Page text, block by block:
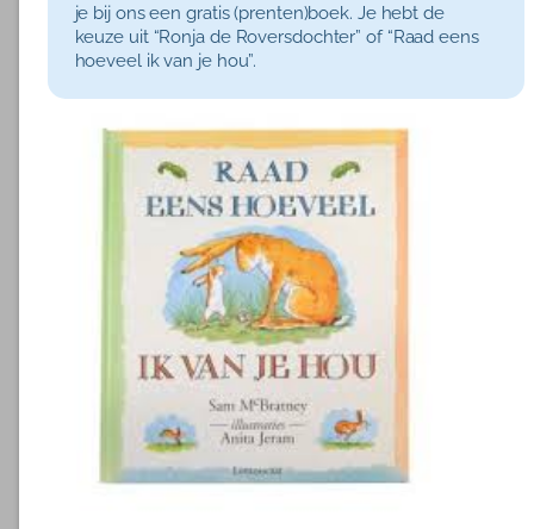
Wat kun je dan doen?
De kinderen veel buiten laten spelen. Klimmen,
Kruislingse oefeningen bedenken en laten doen.
Het ouderwetse kaatsenballen of jongleren.
Vind je het lastig om zelf oefeningen te bedenken? Dan
zijn er ook diverse mogelijkheden.
Volg de eendaagse training Focus. Hier leer je oa
diverse oefeningen met balletjes en zakjes, zodat je
vervolgens op het werk of thuis het kunt blijven
doen en herhalen. Hiermee kun je bijv.
leesproblemen voorkomen en oplossen.
Volg je training Spelenderwijs Ontwikkelen voor dit
op dit gebeid en de andere ontwikkelingsgebieden.
Vraag ondersteuning en tips. Ik kan je zo
voorbeelden van spelletjes en bewegingen geven.
Ieder kind verdient het om op zijn eigen bergtop te
je bij ons een gratis (prenten)boek. Je hebt de
keuze uit “Ronja de Roversdochter” of “Raad eens
hoeveel ik van je hou”.